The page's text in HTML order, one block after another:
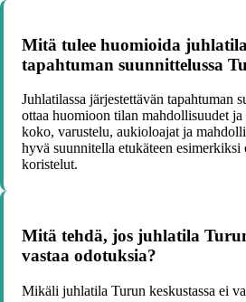
Mitä tulee huomioida
tapahtuman suunnittelussa
Juhlatilassa järjestettävän tapahtuman
ottaa huomioon tilan mahdollisuudet
koko, varustelu, aukioloajat ja
hyvä suunnitella etukäteen
koristelut.
Mitä tehdä, jos juhlatila
vastaa odotuksia?
Mikäli juhlatila Turun keskustassa ei